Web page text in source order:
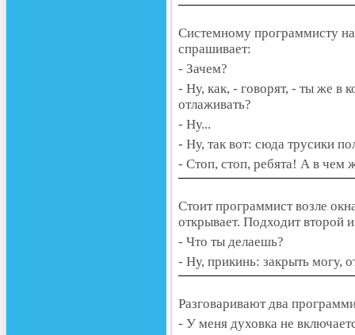
Системному программисту
спрашивает:
- Зачем?
- Ну, как, - говорят, - ты же в
отлаживать?
- Ну...
- Ну, так вот: сюда трусики
- Стоп, стоп, ребята! А в чем
Стоит программист возле
открывает. Подходит второй
- Что ты делаешь?
- Ну, прикинь: закрыть могу,
Разговаривают два
- У меня духовка не